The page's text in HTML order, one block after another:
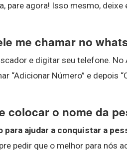
pare agora! Isso mesmo,
me chamar no
e digitar seu telefone. No
“Adicionar Número” e depois
colocar o nome da
ajudar a conquistar a
pedir que o melhor para nós